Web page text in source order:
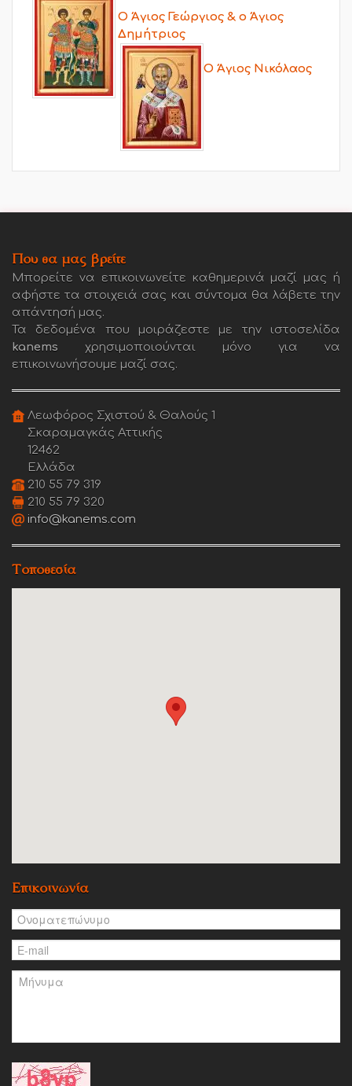
Ο Άγιος Γεώργιος & ο Άγιος
Δημήτριος
Ο Άγιος Νικόλαος
Που θα μας βρείτε
Μπορείτε να επικοινωνείτε καθημερινά μαζί μας ή
αφήστε τα στοιχειά σας και σύντομα θα λάβετε την
απάντησή μας.
Τα δεδομένα που μοιράζεστε με την ιστοσελίδα
kanems χρησιμοποιούνται μόνο για να
επικοινωνήσουμε μαζί σας.
Λεωφόρος Σχιστού & Θαλούς 1
Σκαραμαγκάς Αττικής
12462
Ελλάδα
210 55 79 319
210 55 79 320
info@kanems.com
Τοποθεσία
Επικοινωνία